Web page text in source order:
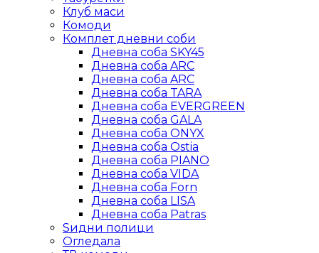
Клуб маси
Комоди
Комплет дневни соби
Дневна соба SKY45
Дневна соба ARC
Дневна соба ARC
Дневна соба TARA
Дневна соба EVERGREEN
Дневна соба GALA
Дневна соба ONYX
Дневна соба Ostia
Дневна соба PIANO
Дневна соба VIDA
Дневна соба Forn
Дневна соба LISA
Дневна соба Patras
Ѕидни полици
Огледала